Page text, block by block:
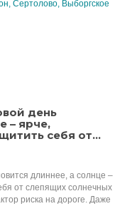
Сертолово, Выборгское
день
– ярче,
себя от...
длиннее, а солнце –
от слепящих солнечных
риска на дороге. Даже